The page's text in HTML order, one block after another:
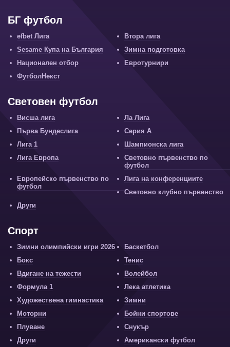
БГ футбол
efbet Лига
Втора лига
Sesame Купа на България
Зимна подготовка
Национален отбор
Евротурнири
ФутболНекст
Световен футбол
Висша лига
Ла Лига
Първа Бундеслига
Серия А
Лига 1
Шампионска лига
Лига Европа
Световно първенство по
футбол
Европейско първенство по
футбол
Лига на конференциите
Световно клубно първенство
Други
Спорт
Зимни олимпийски игри 2026
Баскетбол
Бокс
Тенис
Вдигане на тежести
Волейбол
Формула 1
Лека атлетика
Художествена гимнастика
Зимни
Моторни
Бойни спортове
Плуване
Снукър
Други
Американски футбол